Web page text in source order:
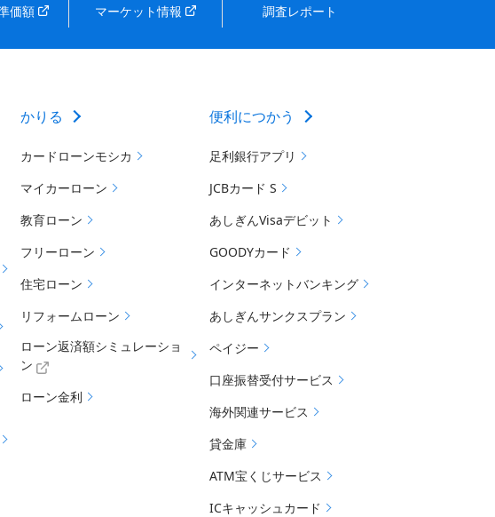
価額 マーケット情報 調査レポート
かりる
カードローンモシカ
マイカーローン
教育ローン
フリーローン
住宅ローン
リフォームローン
ローン返済額シミュレーショ
ン
ローン金利
便利につかう
足利銀行アプリ
JCBカード S
あしぎんVisaデビット
GOODYカード
インターネットバンキング
あしぎんサンクスプラン
ペイジー
口座振替受付サービス
海外関連サービス
貸金庫
ATM宝くじサービス
ICキャッシュカード